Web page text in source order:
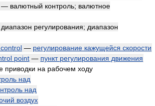
— валютный контроль; валютное
регулирования; диапазон
— регулирование кажущейся скорости
point — пункт регулирования движения
приводки на рабочем ходу
над
над
воздух